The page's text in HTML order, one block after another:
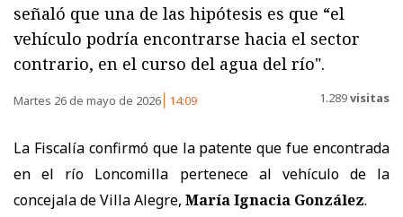
señaló que una de las hipótesis es que “el
vehículo podría encontrarse hacia el sector
contrario, en el curso del agua del río".
Martes 26 de mayo de 2026 14:09 1.289visitas
La Fiscalía confirmó que la patente que fue encontrada
en el río Loncomilla pertenece al vehículo de la
concejala de Villa Alegre, María Ignacia González.